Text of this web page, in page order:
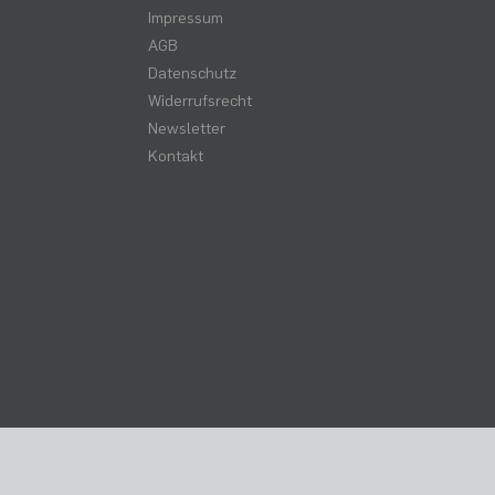
Impressum
AGB
Datenschutz
Widerrufsrecht
Newsletter
Kontakt